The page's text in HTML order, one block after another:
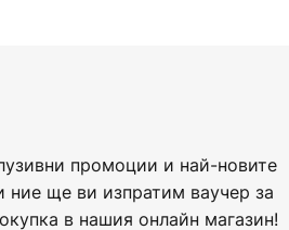
промоции и най-новите
ние ще ви изпратим ваучер за
в нашия онлайн магазин!